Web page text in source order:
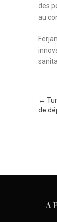
des
au
Post
←
de
A